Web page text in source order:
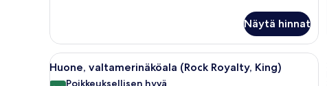
kuvat
Ocean
View
Two
Bedroom
Näytä hinnat
Avaa
kaikki
Sininen kangaskassi, jossa on
10
Huone, valtamerinäköala (Rock Royalty, King)
Poikkeuksellisen hyvä